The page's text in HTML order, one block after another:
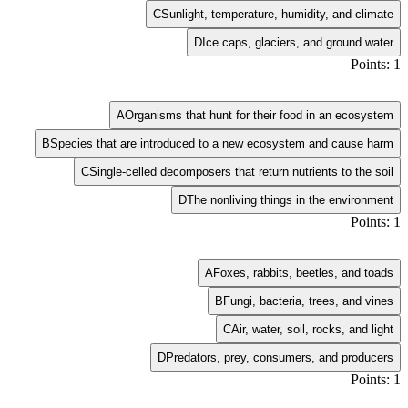
CSunlight, temperature, humidity, and climate
D Ice caps, glaciers, and ground water
Points: 1
AOrganisms that hunt for their food in an ecosystem
BSpecies that are introduced to a new ecosystem and cause harm
CSingle-celled decomposers that return nutrients to the soil
DThe nonliving things in the environment
Points: 1
AFoxes, rabbits, beetles, and toads
B Fungi, bacteria, trees, and vines
CAir, water, soil, rocks, and light
DPredators, prey, consumers, and producers
Points: 1